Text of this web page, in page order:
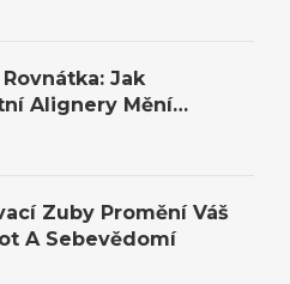
Jak
Alignery Mění
Zuby Promění Váš
A Sebevědomí